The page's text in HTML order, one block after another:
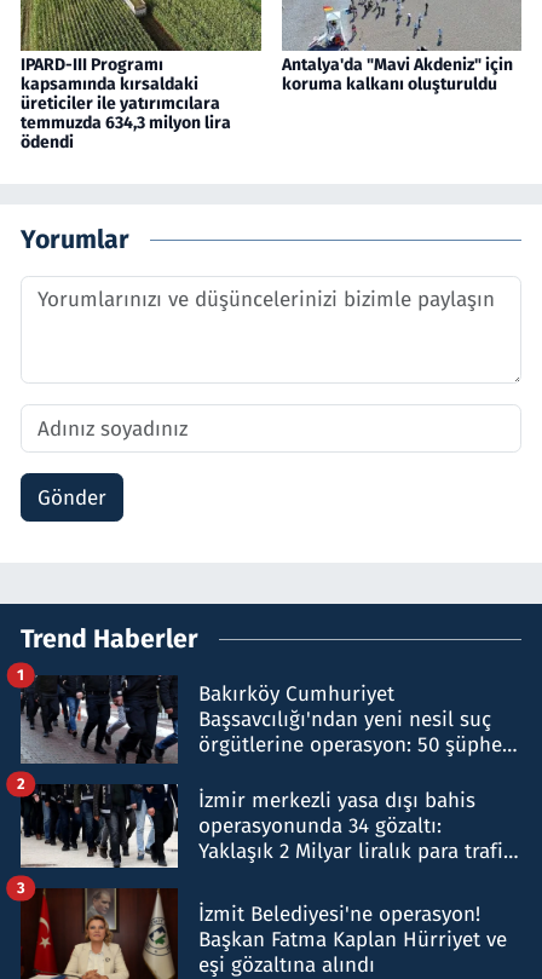
IPARD-III Programı
kapsamında kırsaldaki
üreticiler ile yatırımcılara
temmuzda 634,3 milyon lira
ödendi
Antalya'da "Mavi Akdeniz" için
koruma kalkanı oluşturuldu
Yorumlar
Gönder
Trend Haberler
Bakırköy Cumhuriyet
Başsavcılığı'ndan yeni nesil suç
örgütlerine operasyon: 50 şüpheli
1
İzmir merkezli yasa dışı bahis
operasyonunda 34 gözaltı:
Yaklaşık 2 Milyar liralık para trafiği
2
İzmit Belediyesi'ne operasyon!
Başkan Fatma Kaplan Hürriyet ve
eşi gözaltına alındı
3